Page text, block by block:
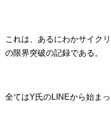
これは、あるにわかサイク
の限界突破の記録である。
全てはY氏のLINEから始まっ